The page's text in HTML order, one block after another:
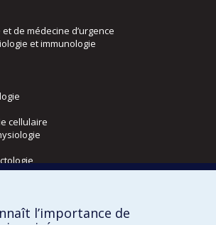
de médecine d’urgence
et immunologie
cellulaire
et médecine nucléaire
l’importance de